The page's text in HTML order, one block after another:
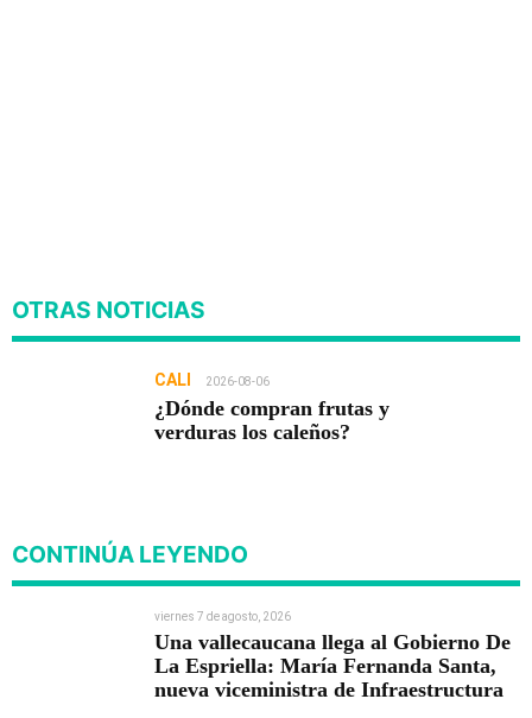
OTRAS NOTICIAS
CALI 2026-08-06
¿Dónde compran frutas y
verduras los caleños?
CONTINÚA LEYENDO
viernes 7 de agosto, 2026
Una vallecaucana llega al Gobierno De
La Espriella: María Fernanda Santa,
nueva viceministra de Infraestructura